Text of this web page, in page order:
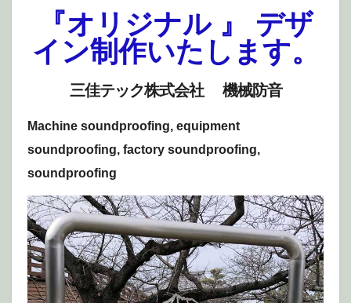
『オリジナル 』
デザ
イン制作いたします。
三佳テック株式会社 機械防音
Machine soundproofing, equipment
soundproofing, factory soundproofing,
soundproofing